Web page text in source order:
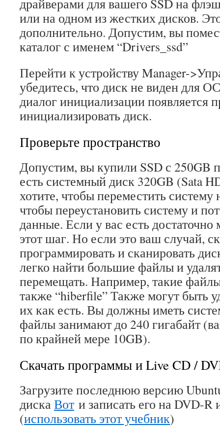
драйверами для вашего SSD на
или на одном из жестких дисков.
дополнительно. Допустим, вы
каталог с именем “Drivers_ssd”
Перейти к устройству Manager-
убедитесь, что диск не виден для
диалог инициализации появляется
инициализировать диск.
Проверьте пространство
Допустим, вы купили SSD с 250GB
есть системный диск 320GB (Sata
хотите, чтобы переместить систему
чтобы переустановить систему и
данные. Если у вас есть достаточно
этот шаг. Но если это ваш случай,
программировать и сканировать
легко найти большие файлы и
перемещать. Например, такие файлы
также “hiberfile” Также могут быть
их как есть. Вы должны иметь
файлы занимают до 240 гигабайт
по крайней мере 10GB).
Скачать программы и Live CD /
Загрузите последнюю версию
диска Вот и записать его на DVD-
(использовать этот учебник)